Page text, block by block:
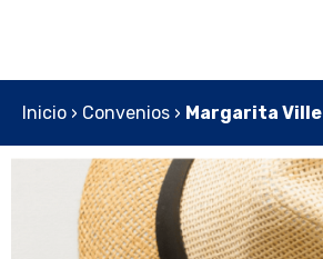
Inicio › Convenios › Margarita Ville